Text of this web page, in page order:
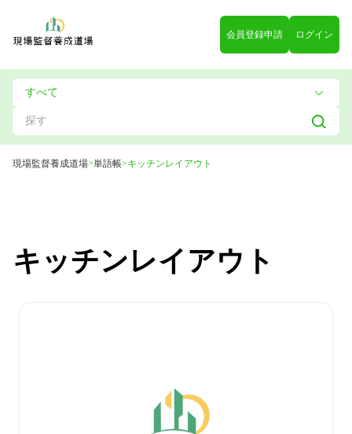
会員登録申請 ログイン
現場監督養成道場>単語帳>キッチンレイアウト
キッチンレイアウト